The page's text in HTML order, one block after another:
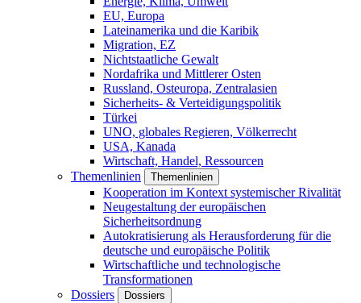
EU, Europa
Lateinamerika und die Karibik
Migration, EZ
Nichtstaatliche Gewalt
Nordafrika und Mittlerer Osten
Russland, Osteuropa, Zentralasien
Sicherheits- & Verteidigungspolitik
Türkei
UNO, globales Regieren, Völkerrecht
USA, Kanada
Wirtschaft, Handel, Ressourcen
Themenlinien
Themenlinien
Kooperation im Kontext systemischer Rivalität
Neugestaltung der europäischen
Sicherheitsordnung
Autokratisierung als Herausforderung für die
deutsche und europäische Politik
Wirtschaftliche und technologische
Transformationen
Dossiers
Dossiers